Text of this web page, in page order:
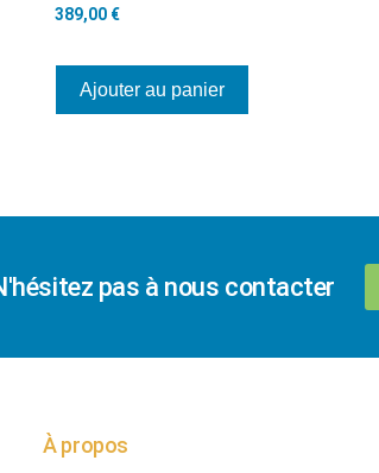
389,00 €
Ajouter au panier
pas à nous contacter
À propos